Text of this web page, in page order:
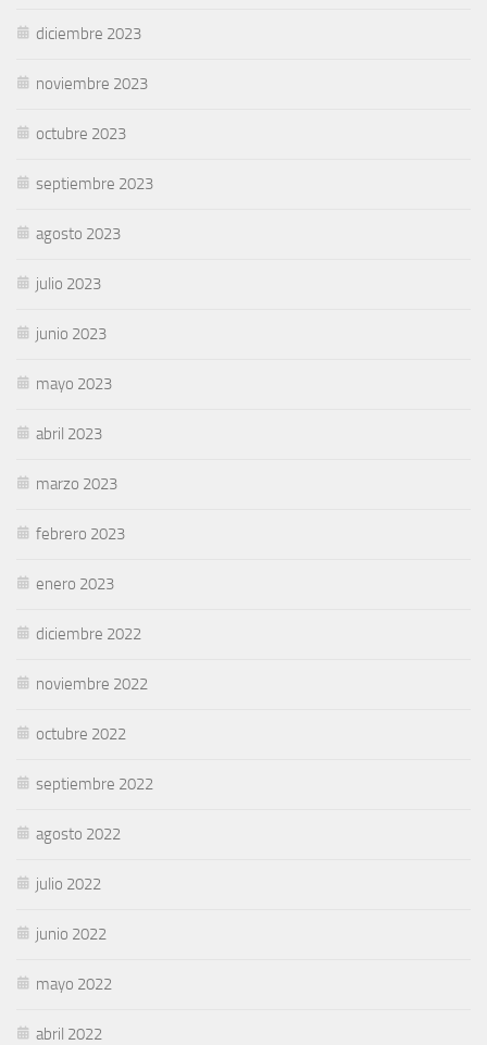
diciembre 2023
noviembre 2023
octubre 2023
septiembre 2023
agosto 2023
julio 2023
junio 2023
mayo 2023
abril 2023
marzo 2023
febrero 2023
enero 2023
diciembre 2022
noviembre 2022
octubre 2022
septiembre 2022
agosto 2022
julio 2022
junio 2022
mayo 2022
abril 2022